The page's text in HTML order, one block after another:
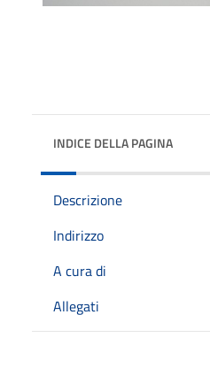
INDICE DELLA PAGINA
Descrizione
Indirizzo
A cura di
Allegati